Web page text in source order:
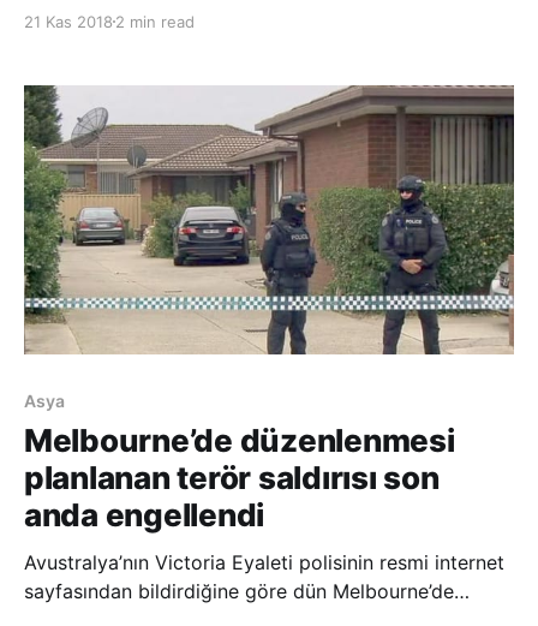
siyasileştirilmesini reddeden devlet ve kuruluşların
döneminin üçüncü çalışma yılının açılışını yapan Kral S
21 Kas 2018 2 min read
Asya
Melbourne’de düzenlenmesi
planlanan terör saldırısı son
anda engellendi
Avustralya’nın Victoria Eyaleti polisinin resmi internet
sayfasından bildirdiğine göre dün Melbourne’de